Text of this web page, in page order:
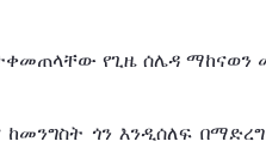
የጊዜ ሰሌዳ ማከናወን
ከመንግስት ጎን እንዲሰለፍ በማድረግ